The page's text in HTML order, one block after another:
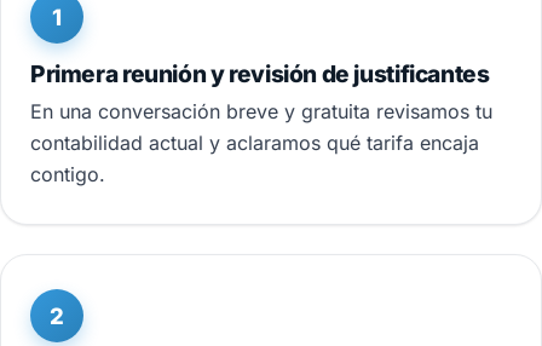
1
Primera reunión y revisión de justificantes
En una conversación breve y gratuita revisamos tu
contabilidad actual y aclaramos qué tarifa encaja
contigo.
2